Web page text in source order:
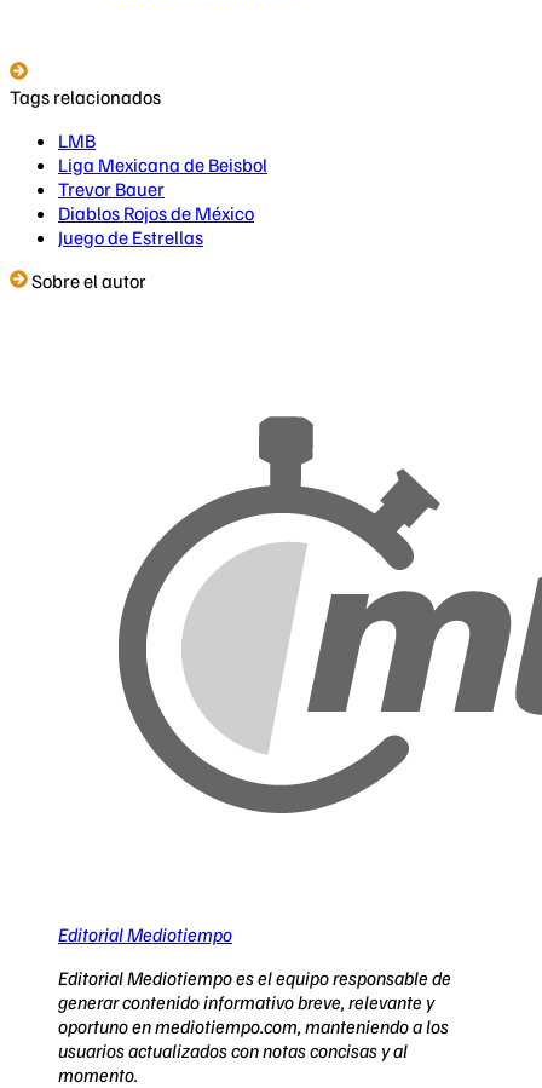
Tags relacionados
LMB
Liga Mexicana de Beisbol
Trevor Bauer
Diablos Rojos de México
Juego de Estrellas
Sobre el autor
Editorial Mediotiempo
Editorial Mediotiempo es el equipo responsable de
generar contenido informativo breve, relevante y
oportuno en mediotiempo.com, manteniendo a los
usuarios actualizados con notas concisas y al
momento.